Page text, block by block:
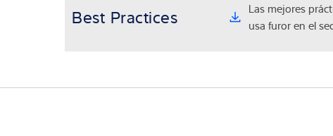
Best Practices
Las mejores
usa furor en el